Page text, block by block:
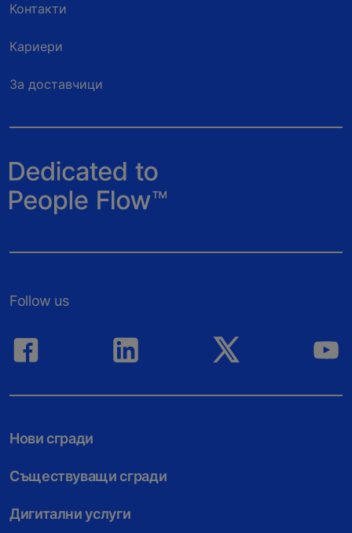
Контакти
Кариери
За доставчици
Follow us
Нови сгради
Съществуващи сгради
Дигитални услуги